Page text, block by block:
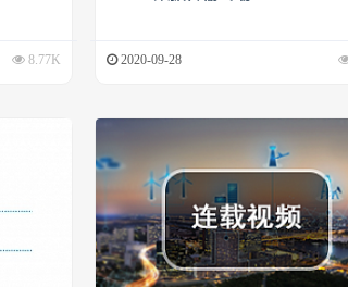
8.77K 2020-09-28